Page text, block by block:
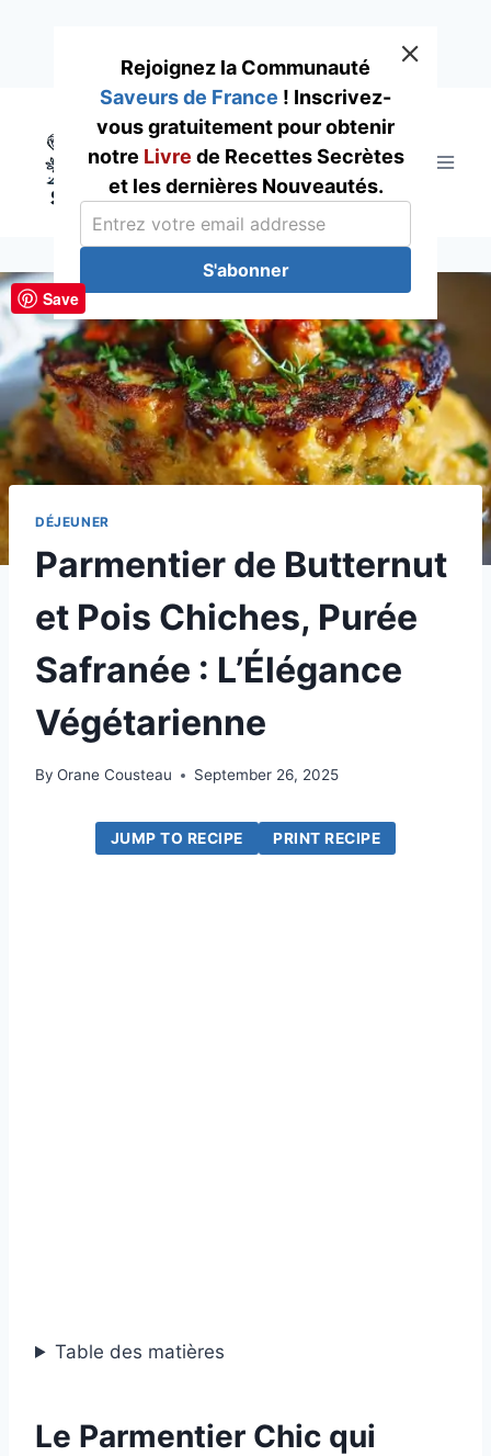
content
DÉJEUNER
Parmentier de Butternut
et Pois Chiches, Purée
Safranée : L’Élégance
Végétarienne
By Orane Cousteau September 26, 2025
JUMP TO RECIPE PRINT RECIPE
Table des matières
Le Parmentier Chic qui
Rejoignez la Communauté
Saveurs de France ! Inscrivez-
vous gratuitement pour obtenir
notre Livre de Recettes Secrètes
et les dernières Nouveautés.
S'abonner
Save